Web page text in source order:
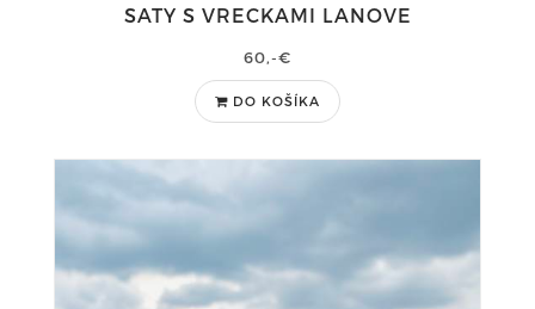
SATY S VRECKAMI LANOVE
60,-€
DO KOŠÍKA